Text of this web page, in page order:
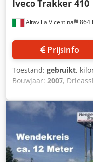
Altavilla Vicentina 864
IvecoTrakker 410
Prijsinfo
Toestand: gebruikt,
Bouwjaar: 2007,
uitgerust met een
meter lange arm, een
ZF-versnellingsbak,
S Nefx Ai Iorf Let op:
indicatief en kan
Wij raden u daarom
de juistheid van de